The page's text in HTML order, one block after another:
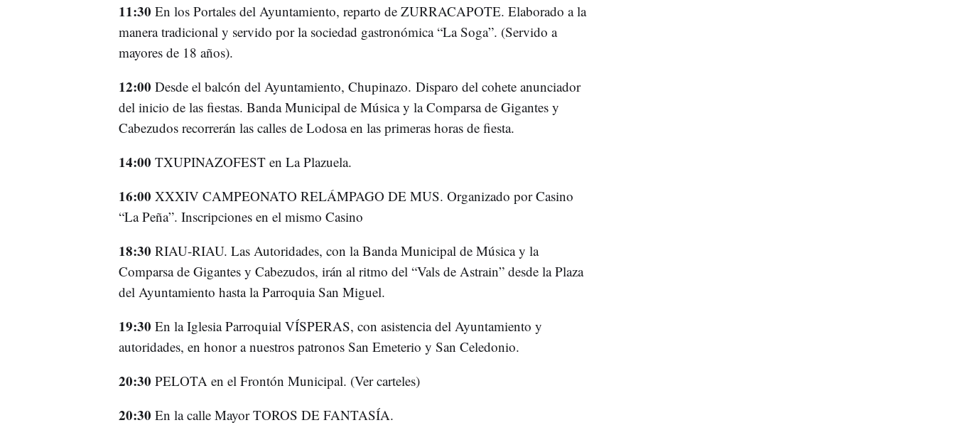
11:30 En los Portales del Ayuntamiento, reparto de ZURRACAPOTE. Elaborado a la
manera tradicional y servido por la sociedad gastronómica “La Soga”. (Servido a
mayores de 18 años).
12:00 Desde el balcón del Ayuntamiento, Chupinazo. Disparo del cohete anunciador
del inicio de las fiestas. Banda Municipal de Música y la Comparsa de Gigantes y
Cabezudos recorrerán las calles de Lodosa en las primeras horas de fiesta.
14:00 TXUPINAZOFEST en La Plazuela.
16:00 XXXIV CAMPEONATO RELÁMPAGO DE MUS. Organizado por Casino
“La Peña”. Inscripciones en el mismo Casino
18:30 RIAU-RIAU. Las Autoridades, con la Banda Municipal de Música y la
Comparsa de Gigantes y Cabezudos, irán al ritmo del “Vals de Astrain” desde la Plaza
del Ayuntamiento hasta la Parroquia San Miguel.
19:30 En la Iglesia Parroquial VÍSPERAS, con asistencia del Ayuntamiento y
autoridades, en honor a nuestros patronos San Emeterio y San Celedonio.
20:30 PELOTA en el Frontón Municipal. (Ver carteles)
20:30 En la calle Mayor TOROS DE FANTASÍA.